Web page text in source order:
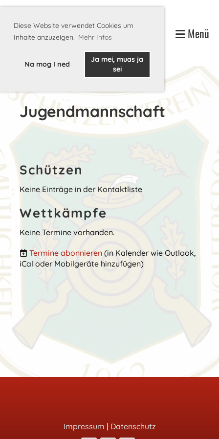
Diese Website verwendet Cookies um
Inhalte anzuzeigen. Mehr Infos
Na mog I ned
Ja mei, muas ja
sei
Menü
Jugendmannschaft
Schützen
Keine Einträge in der Kontaktliste
Wettkämpfe
Keine Termine vorhanden.
Termine abonnieren (in Kalender wie Outlook,
iCal oder Mobilgeräte hinzufügen)
Impressum | Datenschutz